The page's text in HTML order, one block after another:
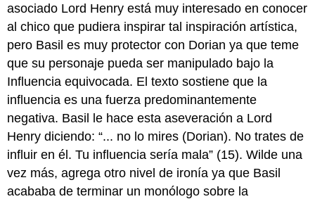
asociado Lord Henry está muy interesado en conocer
al chico que pudiera inspirar tal inspiración artística,
pero Basil es muy protector con Dorian ya que teme
que su personaje pueda ser manipulado bajo la
Influencia equivocada. El texto sostiene que la
influencia es una fuerza predominantemente
negativa. Basil le hace esta aseveración a Lord
Henry diciendo: “... no lo mires (Dorian). No trates de
influir en él. Tu influencia sería mala” (15). Wilde una
vez más, agrega otro nivel de ironía ya que Basil
acababa de terminar un monólogo sobre la